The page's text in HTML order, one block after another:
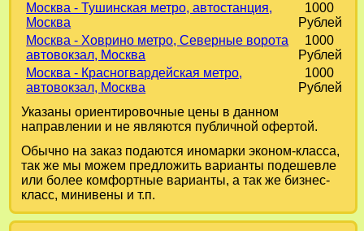
Москва - Тушинская метро, автостанция,
Москва
1000
Рублей
Москва - Ховрино метро, Северные ворота
автовокзал, Москва
1000
Рублей
Москва - Красногвардейская метро,
автовокзал, Москва
1000
Рублей
Указаны ориентировочные цены в данном
направлении и не являются публичной офертой.
Обычно на заказ подаются иномарки эконом-класса,
так же мы можем предложить варианты подешевле
или более комфортные варианты, а так же бизнес-
класс, минивены и т.п.